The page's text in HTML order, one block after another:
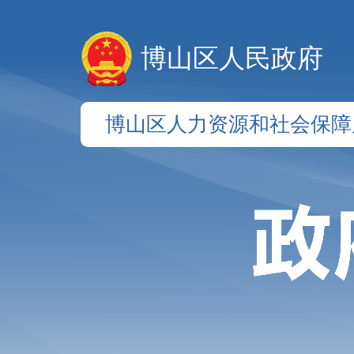
博山区人民政府
博山区人力资源和社会保